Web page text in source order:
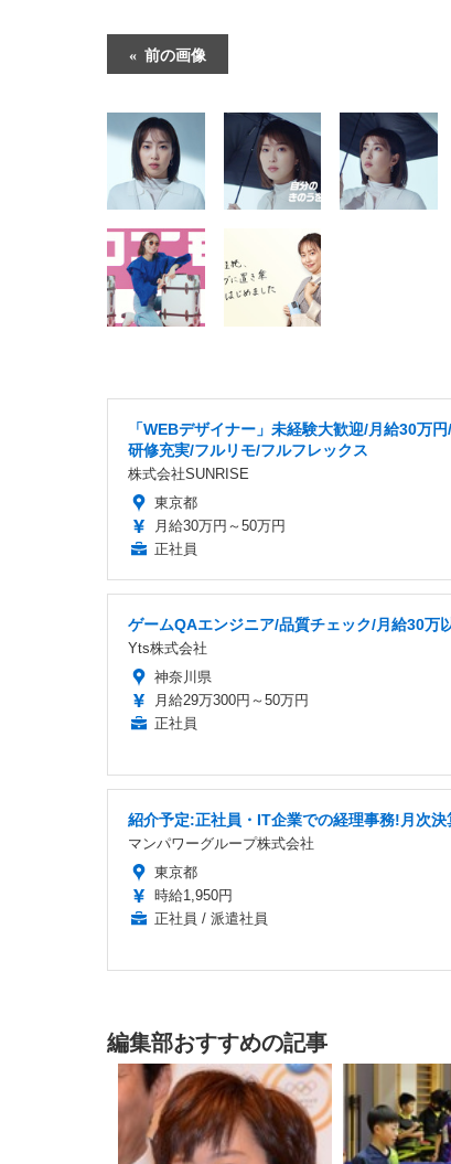
前の画像
「WEBデザイナー」未経験大歓迎/月給30万
研修充実/フルリモ/フルフレックス
株式会社SUNRISE
東京都
月給30万円～50万円
正社員
ゲームQAエンジニア/品質チェック/月給30万
Yts株式会社
神奈川県
月給29万300円～50万円
正社員
紹介予定:正社員・IT企業での経理事務!月次決
マンパワーグループ株式会社
東京都
時給1,950円
正社員 / 派遣社員
編集部おすすめの記事